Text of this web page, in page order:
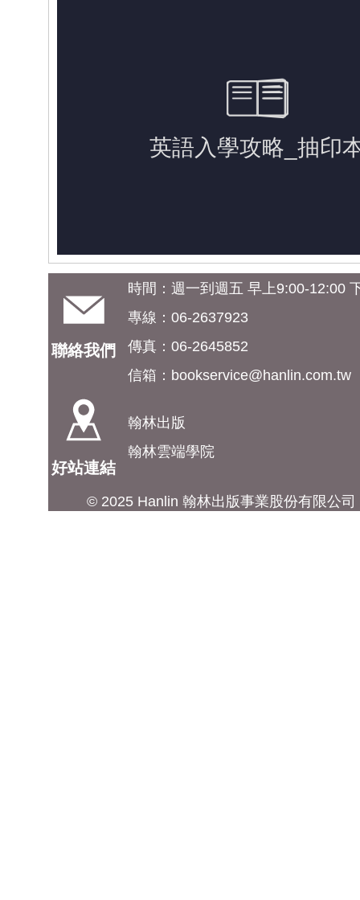
聯絡我們
時間：週一到週五 早上9:00-12:00
專線：06-2637923
傳真：06-2645852
信箱： bookservice@hanlin.com.tw
好站連結
翰林出版
翰林雲端學院
© 2025 Hanlin 翰林出版事業股份有限公司